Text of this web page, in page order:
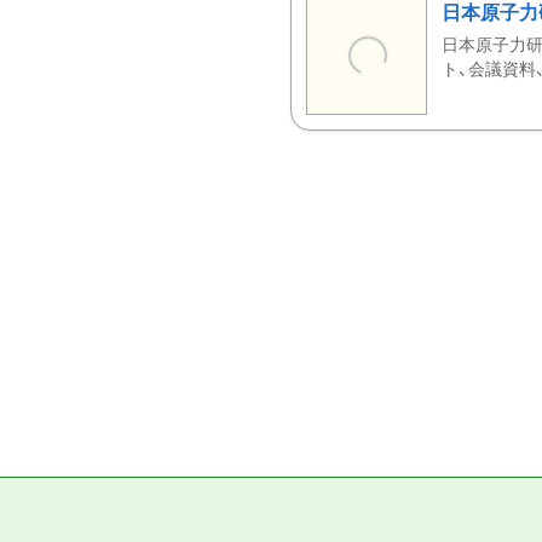
日本原子
日本原子力
ト、会議資